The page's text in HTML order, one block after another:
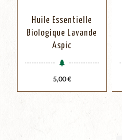
Huile Essentielle
Biologique Lavande
Aspic
Prix
5,00 €